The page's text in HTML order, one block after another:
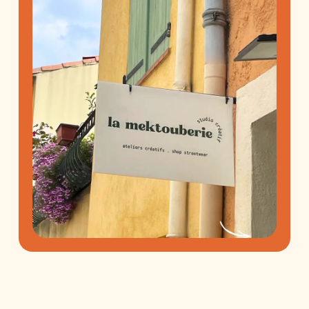
Écris-moi via l’onglet contact ou par mail avec tous les
détails (format, couleurs, texte, idée…).
Quels projets uniques réalises-tu ?
Illustrations personnalisées, broderies uniques, cadeaux
symboliques inventés ensemble.
Sous quel délai puis-je avoir une réponse ?
Je réponds sous 72h max (un peu plus pour les projets
complexes).
Fermer Me contacter